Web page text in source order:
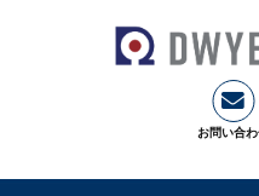
お問い合